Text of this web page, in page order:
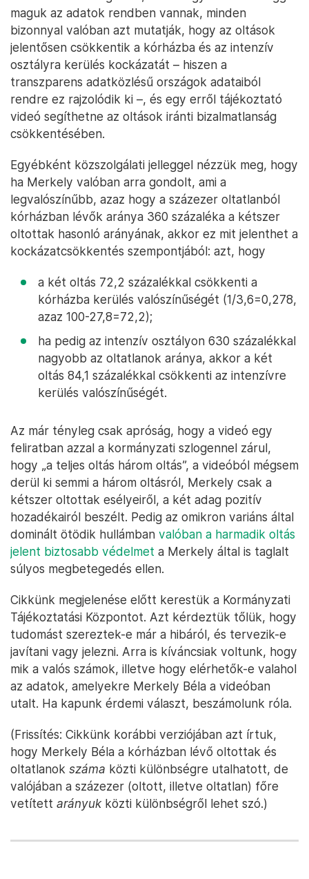
maguk az adatok rendben vannak, minden
bizonnyal valóban azt mutatják, hogy az oltások
jelentősen csökkentik a kórházba és az intenzív
osztályra kerülés kockázatát – hiszen a
transzparens adatközlésű országok adataiból
rendre ez rajzolódik ki –, és egy erről tájékoztató
videó segíthetne az oltások iránti bizalmatlanság
csökkentésében.
Egyébként közszolgálati jelleggel nézzük meg, hogy
ha Merkely valóban arra gondolt, ami a
legvalószínűbb, azaz hogy a százezer oltatlanból
kórházban lévők aránya 360 százaléka a kétszer
oltottak hasonló arányának, akkor ez mit jelenthet a
kockázatcsökkentés szempontjából: azt, hogy
a két oltás 72,2 százalékkal csökkenti a
kórházba kerülés valószínűségét (1/3,6=0,278,
azaz 100-27,8=72,2);
ha pedig az intenzív osztályon 630 százalékkal
nagyobb az oltatlanok aránya, akkor a két
oltás 84,1 százalékkal csökkenti az intenzívre
kerülés valószínűségét.
Az már tényleg csak apróság, hogy a videó egy
feliratban azzal a kormányzati szlogennel zárul,
hogy „a teljes oltás három oltás”, a videóból mégsem
derül ki semmi a három oltásról, Merkely csak a
kétszer oltottak esélyeiről, a két adag pozitív
hozadékairól beszélt. Pedig az omikron variáns által
dominált ötödik hullámban valóban a harmadik oltás
jelent biztosabb védelmet a Merkely által is taglalt
súlyos megbetegedés ellen.
Cikkünk megjelenése előtt kerestük a Kormányzati
Tájékoztatási Központot. Azt kérdeztük tőlük, hogy
tudomást szereztek-e már a hibáról, és tervezik-e
javítani vagy jelezni. Arra is kíváncsiak voltunk, hogy
mik a valós számok, illetve hogy elérhetők-e valahol
az adatok, amelyekre Merkely Béla a videóban
utalt. Ha kapunk érdemi választ, beszámolunk róla.
(Frissítés: Cikkünk korábbi verziójában azt írtuk,
hogy Merkely Béla a kórházban lévő oltottak és
oltatlanok száma közti különbségre utalhatott, de
valójában a százezer (oltott, illetve oltatlan) főre
vetített arányukközti különbségről lehet szó.)